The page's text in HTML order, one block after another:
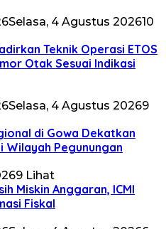
Selasa, 4 Agustus 202610
Teknik Operasi ETOS
Otak Sesuai Indikasi
Selasa, 4 Agustus 20269
di Gowa Dekatkan
Wilayah Pegunungan
9 Lihat
Miskin Anggaran, ICMI
Fiskal